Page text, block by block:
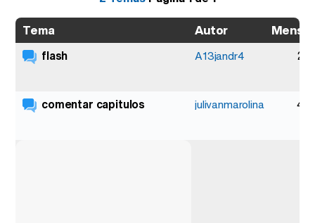
Tema Autor
flash A13jandr4 2
comentar capitulos julivanmarolina 4